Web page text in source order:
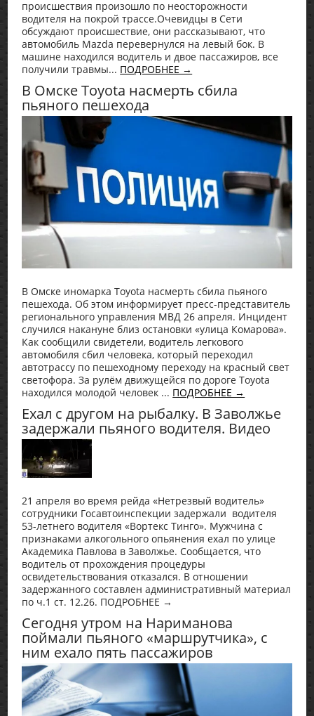
происшествия произошло по неосторожности
водителя на покрой трассе.Очевидцы в Сети
обсуждают происшествие, они рассказывают, что
автомобиль Mazda перевернулся на левый бок. В
машине находился водитель и двое пассажиров, все
получили травмы... ПОДРОБНЕЕ →
В Омске Toyota насмерть сбила
пьяного пешехода
В Омске иномарка Toyota насмерть сбила пьяного
пешехода. Об этом информирует пресс-представитель
регионального управления МВД 26 апреля. Инцидент
случился накануне близ остановки «улица Комарова».
Как сообщили свидетели, водитель легкового
автомобиля сбил человека, который переходил
автотрассу по пешеходному переходу на красный свет
светофора. За рулём движущейся по дороге Toyota
находился молодой человек ... ПОДРОБНЕЕ →
Ехал с другом на рыбалку. В Заволжье
задержали пьяного водителя. Видео
21 апреля во время рейда «Нетрезвый водитель»
сотрудники Госавтоинспекции задержали водителя
53-летнего водителя «Вортекс Тинго». Мужчина с
признаками алкогольного опьянения ехал по улице
Академика Павлова в Заволжье. Сообщается, что
водитель от прохождения процедуры
освидетельствования отказался. В отношении
задержанного составлен административный материал
по ч.1 ст. 12.26. ПОДРОБНЕЕ →
Сегодня утром на Нариманова
поймали пьяного «маршрутчика», с
ним ехало пять пассажиров